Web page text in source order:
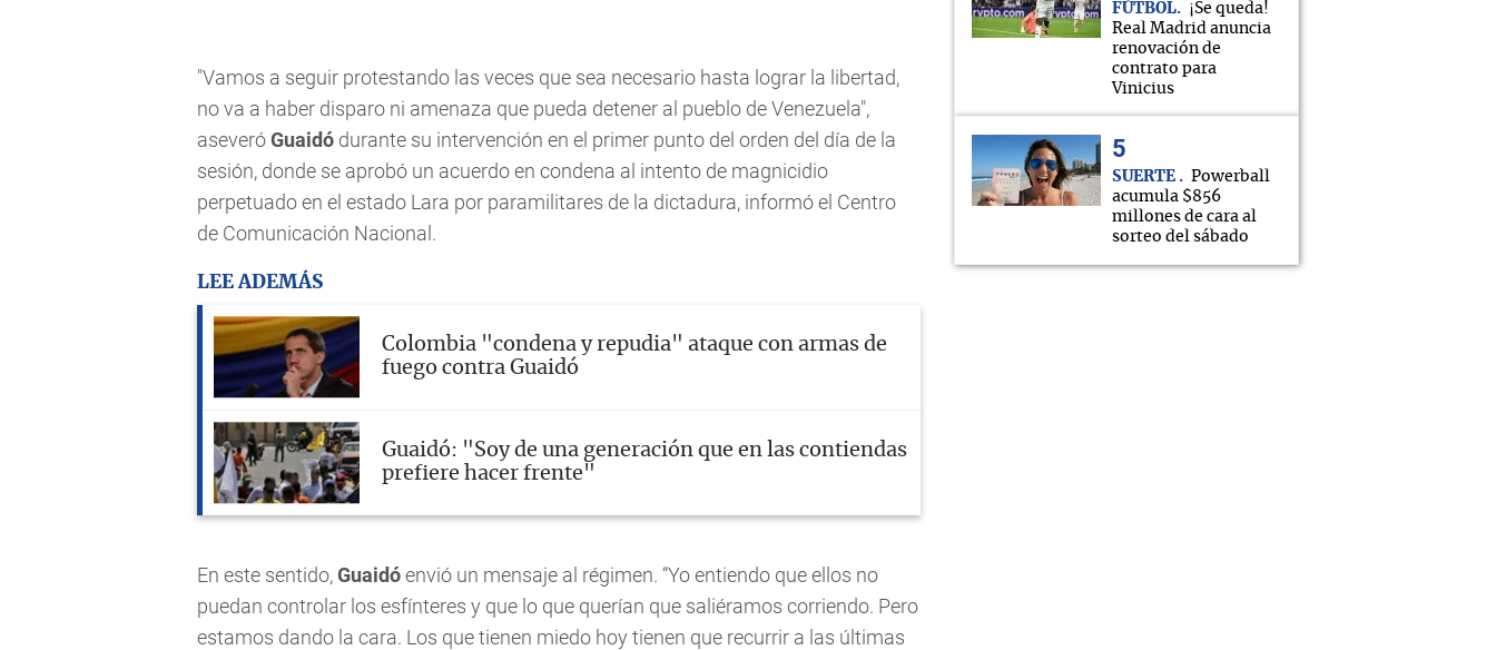
"Vamos a seguir protestando las veces que sea necesario hasta lograr la libertad,
no va a haber disparo ni amenaza que pueda detener al pueblo de Venezuela",
aseveróGuaidó durante su intervención en el primer punto del orden del día de la
sesión, donde se aprobó un acuerdo en condena al intento de magnicidio
perpetuado en el estado Lara por paramilitares de la dictadura, informó el Centro
de Comunicación Nacional.
LEE ADEMÁS
Colombia "condena y repudia" ataque con armas de
fuego contra Guaidó
Guaidó: "Soy de una generación que en las contiendas
prefiere hacer frente"
En este sentido,Guaidóenvió un mensaje al régimen. “Yo entiendo que ellos no
puedan controlar los esfínteres y que lo que querían que saliéramos corriendo. Pero
estamos dando la cara. Los que tienen miedo hoy tienen que recurrir a las últimas
FÚTBOL
¡Se queda!
Real Madrid anuncia
renovación de
contrato para
Vinicius
SUERTE
Powerball
acumula $856
millones de cara al
sorteo del sábado